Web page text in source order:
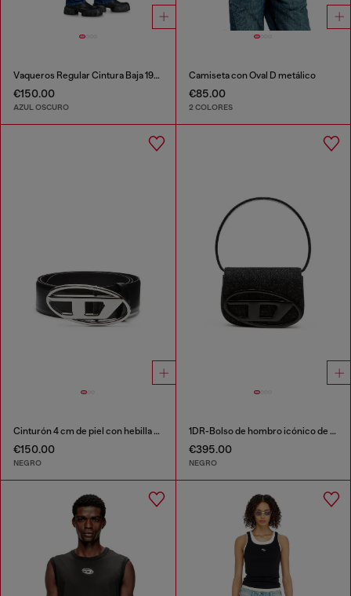
Vaqueros Regular Cintura Baja 1985 Larkee
€150.00
AZUL OSCURO
Camiseta con Oval D metálico
€85.00
2 COLORES
Cinturón 4 cm de piel con hebilla ovalada D
€150.00
NEGRO
1DR-Bolso de hombro icónico de denim lavado
€395.00
NEGRO